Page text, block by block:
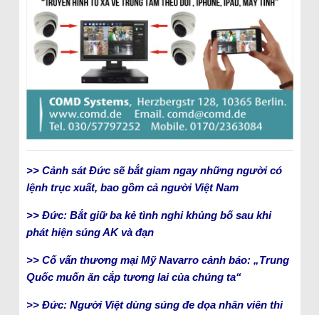
>> Cảnh sát Đức sẽ bắt giam ngay những người có
lệnh trục xuất, bao gồm cả người Việt Nam
>> Đức: Bắt giữ ba kẻ tình nghi khủng bố sau khi
phát hiện súng AK và đạn
>> Cố vấn thương mại Mỹ Navarro cảnh báo: „Trung
Quốc muốn ăn cắp tương lai của chúng ta“
>> Đức: Người Việt dùng súng đe dọa nhân viên thi